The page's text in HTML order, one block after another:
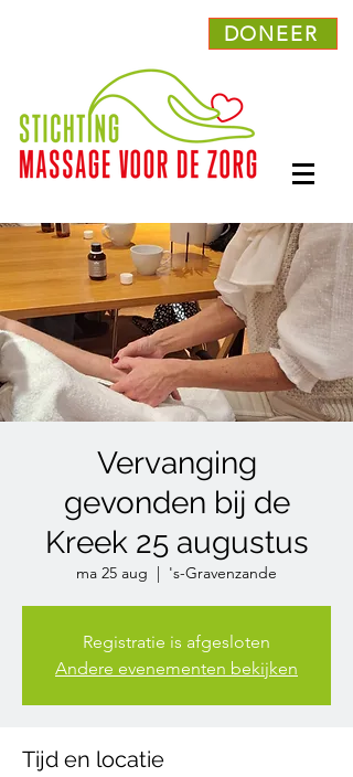
DONEER
Vervanging
gevonden bij de
Kreek 25 augustus
ma 25 aug
  |
's-Gravenzande
Registratie is afgesloten
Andere evenementen bekijken
Tijd en locatie